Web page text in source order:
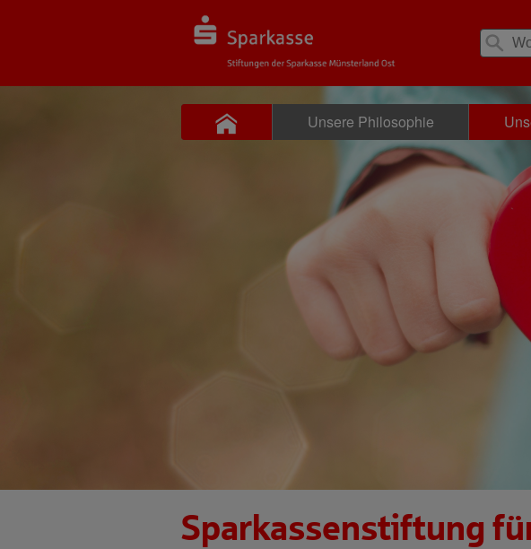
Unsere Philosophie
Sparkassenstiftung